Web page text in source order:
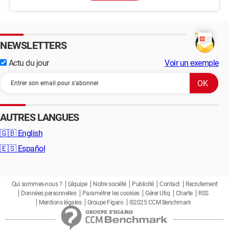
NEWSLETTERS
Actu du jour Voir un exemple
AUTRES LANGUES
🇬🇧 English
🇪🇸 Español
Qui sommes-nous ? L'équipe Notre société Publicité Contact
Recrutement
Données personnelles
Paramétrer les cookies Gérer Utiq Charte
RSS
Mentions légales
Groupe Figaro ©2025 CCM Benchmark